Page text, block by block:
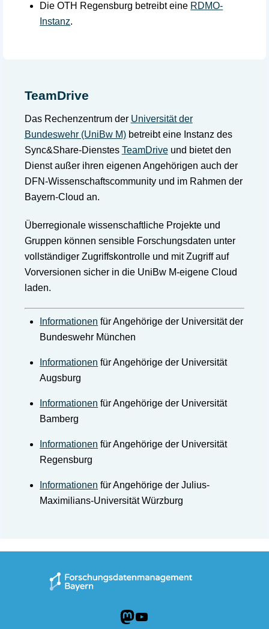
Die OTH Regensburg betreibt eine RDMO-
Instanz.
TeamDrive
Das Rechenzentrum der Universität der
Bundeswehr (UniBw M)betreibt eine Instanz des
Sync&Share-Dienstes TeamDriveund bietet den
Dienst außer ihren eigenen Angehörigen auch der
DFN-Wissenschaftscommunity und im Rahmen der
Bayern-Cloud an.
Überregionale wissenschaftliche Projekte und
Gruppen können sensible Forschungsdaten unter
vollständiger Zugriffskontrolle und mit Zugriff auf
Vorversionen sicher in die UniBw M-eigene Cloud
laden.
Informationen für Angehörige der Universität der
Bundeswehr München
Informationen für Angehörige der Universität
Augsburg
Informationen für Angehörige der Universität
Bamberg
Informationen für Angehörige der Universität
Regensburg
Informationen für Angehörige der Julius-
Maximilians-Universität Würzburg
Mastodon
YouTube